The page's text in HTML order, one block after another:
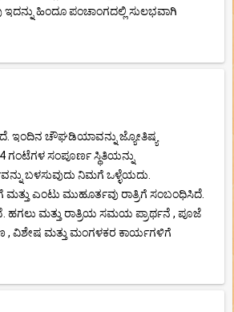
ಹಿಂದೂ ಪಂಚಾಂಗದಲ್ಲಿ ಸುಲಭವಾಗಿ
ಇಂದಿನ ಚೌಘಡಿಯಾವನ್ನು ಜ್ಯೋತಿಷ್ಯ
ಗಂಟೆಗಳ ಸಂಪೂರ್ಣ ಸ್ಥಿತಿಯನ್ನು
ಬಳಸುವುದು ನಿಮಗೆ ಒಳ್ಳೆಯದು.
ಎಂಟು ಮುಹೂರ್ತವು ರಾತ್ರಿಗೆ ಸಂಬಂಧಿಸಿದೆ.
ಹಗಲು ಮತ್ತು ರಾತ್ರಿಯ ಸಮಯ ಪ್ರಾರ್ಥನೆ , ಪೂಜೆ
, ವಿಶೇಷ ಮತ್ತು ಮಂಗಳಕರ ಕಾರ್ಯಗಳಿಗೆ